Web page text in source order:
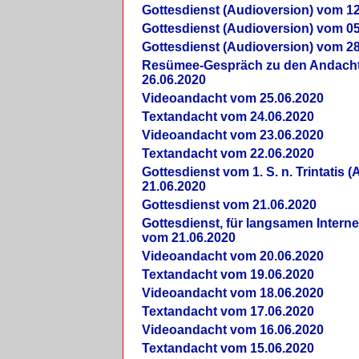
Gottesdienst (Audioversion) vom
Gottesdienst (Audioversion) vom
Gottesdienst (Audioversion) vom
Re­sü­mee-Gespräch zu den
26.06.2020
Videoandacht vom 25.06.2020
Textandacht vom 24.06.2020
Videoandacht vom 23.06.2020
Textandacht vom 22.06.2020
Gottesdienst vom 1. S. n. Trintatis
21.06.2020
Gottesdienst vom 21.06.2020
Gottesdienst, für langsamen
vom 21.06.2020
Videoandacht vom 20.06.2020
Textandacht vom 19.06.2020
Videoandacht vom 18.06.2020
Textandacht vom 17.06.2020
Videoandacht vom 16.06.2020
Textandacht vom 15.06.2020